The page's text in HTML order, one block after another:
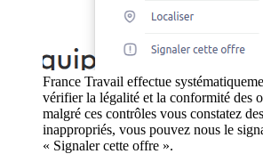
France Travail effectue
vérifier la légalité et la conformité des
malgré ces contrôles vous constatez
inappropriés, vous pouvez nous le
« Signaler cette offre ».